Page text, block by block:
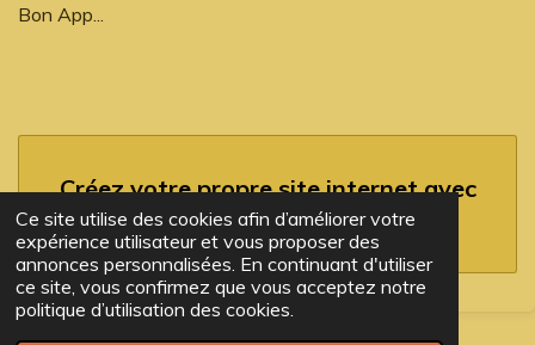
Ce site utilise des cookies afin d’améliorer votre
expérience utilisateur et vous proposer des
annonces personnalisées. En continuant d'utiliser
ce site, vous confirmez que vous acceptez notre
politique d’utilisation des cookies.
Bon App...
Créez votre propre site internet avec
Webador